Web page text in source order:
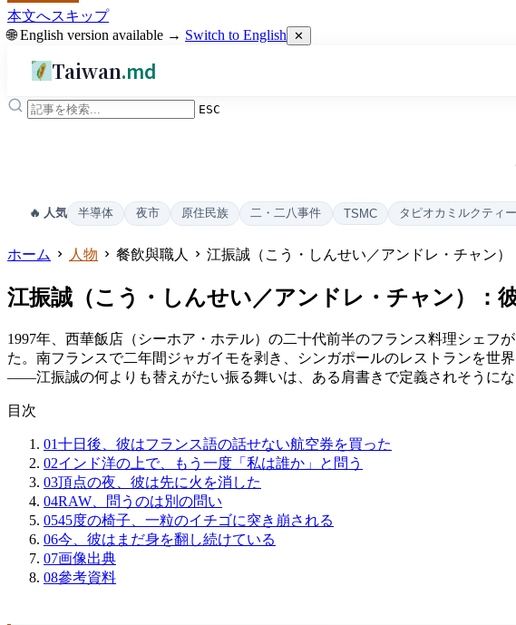
本文へスキップ
🌐 English version available → Switch to English ✕
Taiwan.md
ESC
🔥 人気 半導体 夜市 原住民族 二・二八事件 TSMC タピオカミルクティー
ホーム 人物 餐飲與職人 江振誠（こう・しんせい／アンドレ・チャン
江振誠（こう・しんせい／アンドレ・チャン）：
1997年、西華飯店（シーホア・ホテル）の二十代前半のフランス料理シェ
た。南フランスで二年間ジャガイモを剥き、シンガポールのレストランを世
——江振誠の何よりも替えがたい振る舞いは、ある肩書きで定義されそうに
目次
01十日後、彼はフランス語の話せない航空券を買った
02インド洋の上で、もう一度「私は誰か」と問う
03頂点の夜、彼は先に火を消した
04RAW、問うのは別の問い
0545度の椅子、一粒のイチゴに突き崩される
06今、彼はまだ身を翻し続けている
07画像出典
08參考資料